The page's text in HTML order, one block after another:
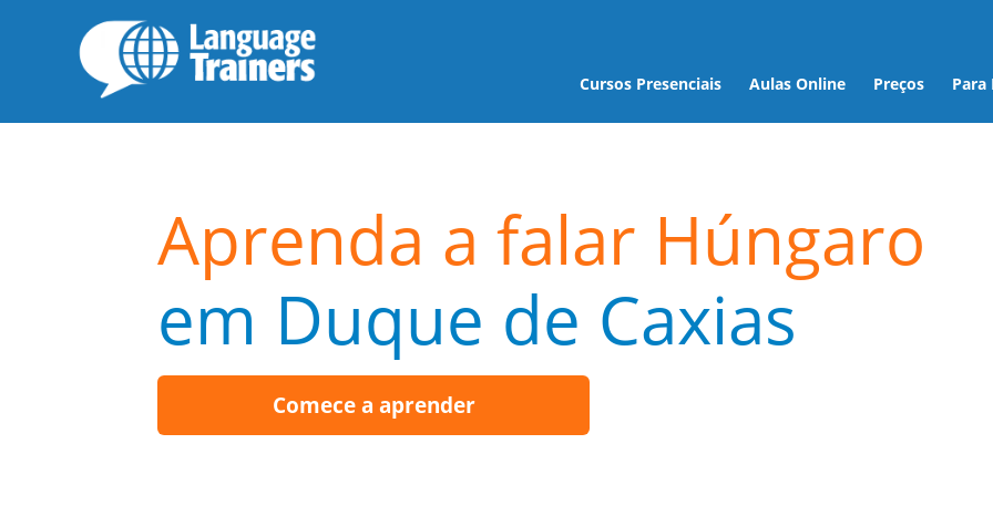
Cursos Presenciais Aulas Online Preços Para
Aprenda a falar Húngaro
em Duque de Caxias
Comece a aprender